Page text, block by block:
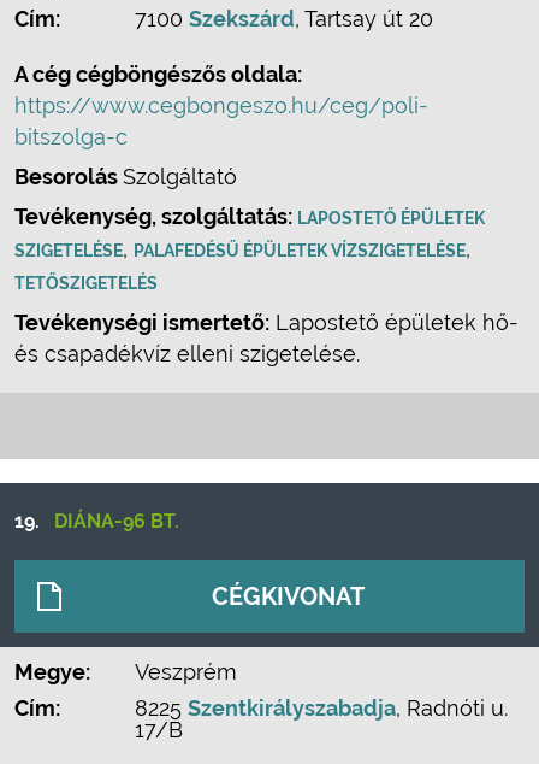
Cím:
7100 Szekszárd, Tartsay út 20
A cég cégböngészős oldala:
https://www.cegbongeszo.hu/ceg/poli-
bitszolga-c
BesorolásSzolgáltató
Tevékenység, szolgáltatás: LAPOSTETŐ ÉPÜLETEK
SZIGETELÉSE, PALAFEDÉSŰ ÉPÜLETEK VÍZSZIGETELÉSE,
TETŐSZIGETELÉS
Tevékenységi ismertető: Lapostető épületek hő-
és csapadékvíz elleni szigetelése.
19. DIÁNA-96 BT.
CÉGKIVONAT
Megye:
Veszprém
Cím:
8225 Szentkirályszabadja, Radnóti u.
17/B